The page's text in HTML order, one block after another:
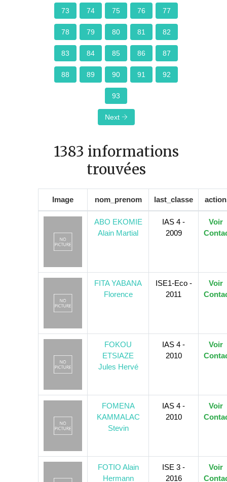
73 74 75 76 77
78 79 80 81 82
83 84 85 86 87
88 89 90 91 92
93
Next
1383 informations
trouvées
Image nom_prenom last_classe
ABO EKOMIE
Alain Martial
IAS 4 -
2009
Voir
FITA YABANA
Florence
ISE1-Eco -
2011
Voir
FOKOU
ETSIAZE
Jules Hervé
IAS 4 -
2010
Voir
FOMENA
KAMMALAC
Stevin
IAS 4 -
2010
Voir
FOTIO Alain
Hermann
ISE 3 -
2016
Voir